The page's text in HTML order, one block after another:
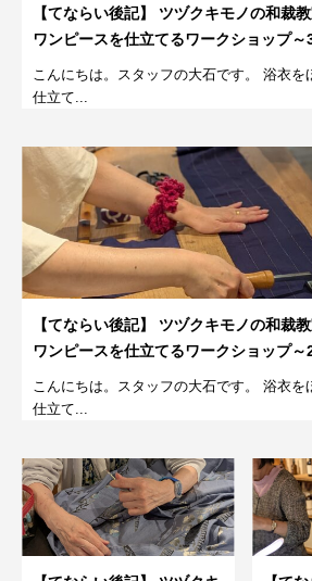
【てならい後記】 ツヅクキモノの和裁
ワンピースを仕立てるワークショップ～
こんにちは。スタッフの大石です。 浴衣を
仕立て...
【てならい後記】 ツヅクキモノの和裁
ワンピースを仕立てるワークショップ～
こんにちは。スタッフの大石です。 浴衣を
仕立て...